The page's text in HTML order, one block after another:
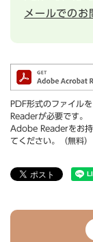
メールでのお
PDF形式のファイル
Readerが必要です。
Adobe Readerをお持
てください。（無料）